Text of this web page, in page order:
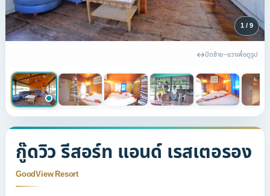
1 / 9
ปัดซ้าย–ขวาเพื่อดูรูป
กู๊ดวิว รีสอร์ท แอนด์ เรสเตอรอง
GoodView Resort